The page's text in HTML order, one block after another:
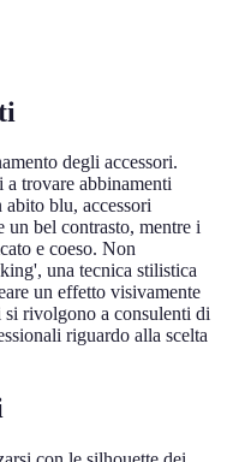
degli accessori.
trovare abbinamenti
abito blu, accessori
un bel contrasto, mentre i
e coeso. Non
una tecnica stilistica
un effetto visivamente
si rivolgono a consulenti di
riguardo alla scelta